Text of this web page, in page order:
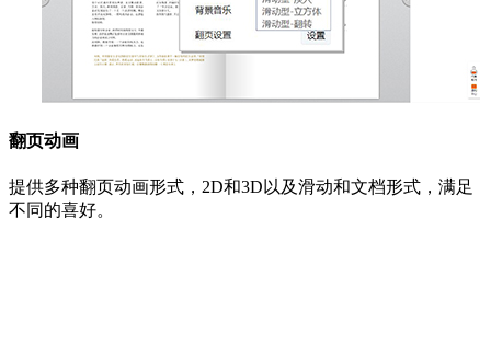
翻页动画
提供多种翻页动画形式，2D和3D以及滑动和文档形式，满足
不同的喜好。